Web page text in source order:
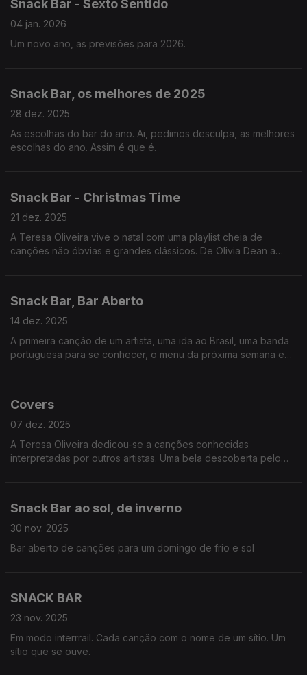
Snack Bar - Sexto Sentido
04 jan. 2026
Um novo ano, as previsões para 2026.
Snack Bar, os melhores de 2025
28 dez. 2025
As escolhas do bar do ano. Ai, pedimos desculpa, as melhores
escolhas do ano. Assim é que é.
Snack Bar - Christmas Time
21 dez. 2025
A Teresa Oliveira vive o natal com uma playlist cheia de
canções não óbvias e grandes clássicos. De Olivia Dean a
Snack Bar, Bar Aberto
14 dez. 2025
A primeira canção de um artista, uma ida ao Brasil, uma banda
portuguesa para se conhecer, o menu da próxima semana e
Covers
07 dez. 2025
A Teresa Oliveira dedicou-se a canções conhecidas
interpretadas por outros artistas. Uma bela descoberta pelo
Snack Bar ao sol, de inverno
30 nov. 2025
Bar aberto de canções para um domingo de frio e sol
SNACK BAR
23 nov. 2025
Em modo interrrail. Cada canção com o nome de um sítio. Um
sítio que se ouve.